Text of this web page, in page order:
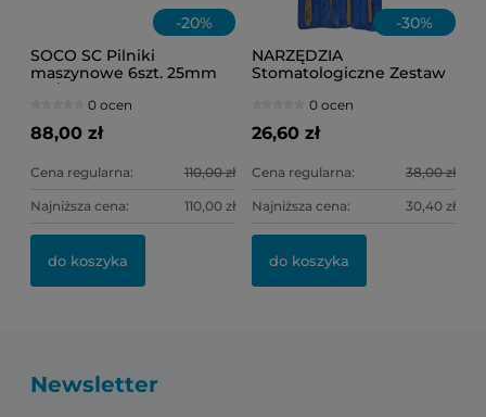
-20%
SOCO SC Pilniki
maszynowe 6szt. 25mm
0 ocen
88,00 zł
Cena regularna: 110,00 zł
Najniższa cena: 110,00 zł
do koszyka
-30%
NARZĘDZIA
Stomatologiczne Zestaw
0 ocen
26,60 zł
Cena regularna: 38,00 zł
Najniższa cena: 30,40 zł
do koszyka
Newsletter